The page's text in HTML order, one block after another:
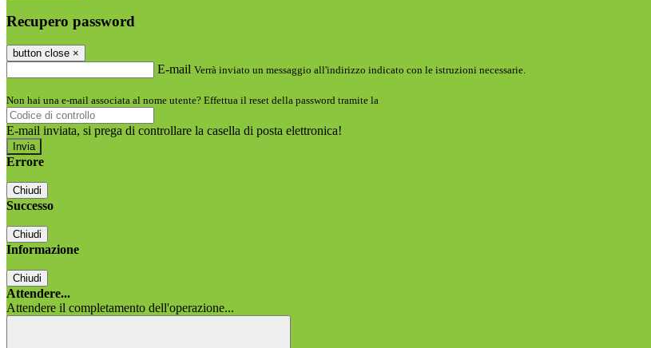
Recupero password
button close ×
E-mail Verrà inviato un messaggio all'indirizzo indicato con le istruzioni necessarie.
Non hai una e-mail associata al nome utente? Effettua il reset della password tramite la
E-mail inviata, si prega di controllare la casella di posta elettronica!
Errore
Chiudi
Successo
Chiudi
Informazione
Chiudi
Attendere...
Attendere il completamento dell'operazione...